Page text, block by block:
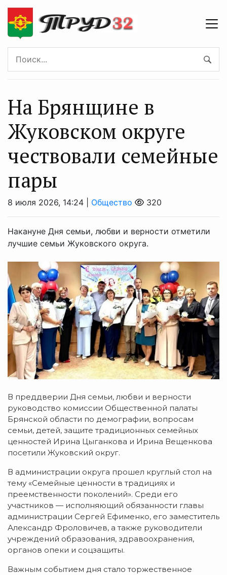
На Брянщине в
Жуковском округе
чествовали семейные
пары
8 июля 2026, 14:24 | Общество 320
Накануне Дня семьи, любви и верности отметили
лучшие семьи Жуковского округа.
В преддверии Дня семьи, любви и верности
руководство комиссии Общественной палаты
Брянской области по демографии, вопросам
семьи, детей, защите традиционных семейных
ценностей Ирина Цыганкова и Ирина Вещенкова
посетили Жуковский округ.
В администрации округа прошел круглый стол на
тему «Семейные ценности в традициях и
преемственности поколений». Среди его
участников — исполняющий обязанности главы
администрации Сергей Ефименко, его заместитель
Александр Фроловичев, а также руководители
учреждений образования, здравоохранения,
органов опеки и соцзащиты.
Важным событием дня стало торжественное